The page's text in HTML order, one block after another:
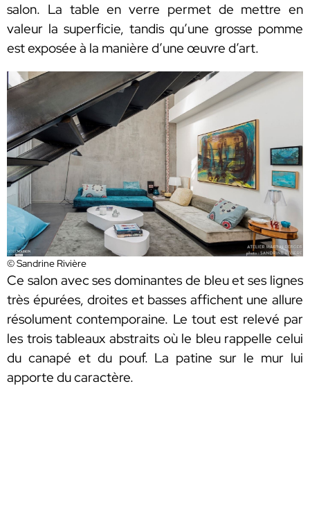
salon. La table en verre permet de mettre en
valeur la superficie, tandis qu’une grosse pomme
est exposée à la manière d’une œuvre d’art.
© Sandrine Rivière
Ce salon avec ses dominantes de bleu et ses lignes
très épurées, droites et basses affichent une allure
résolument contemporaine. Le tout est relevé par
les trois tableaux abstraits où le bleu rappelle celui
du canapé et du pouf. La patine sur le mur lui
apporte du caractère.